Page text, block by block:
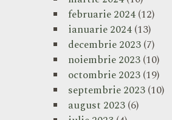
februarie 2024(12)
ianuarie 2024(13)
decembrie 2023(7)
noiembrie 2023(10)
octombrie 2023(19)
septembrie 2023(10)
august 2023(6)